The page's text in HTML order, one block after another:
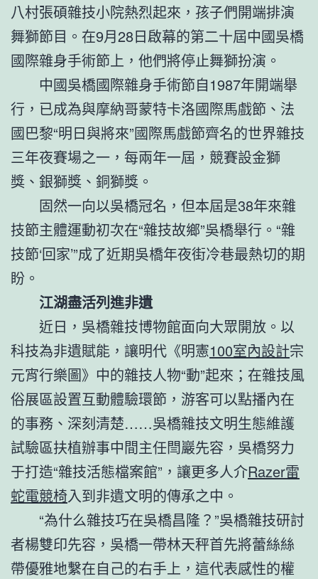
八村張碩雜技小院熱烈起來，孩子們開端排演
舞獅節目。在9月28日啟幕的第二十屆中國吳橋
國際雜身手術節上，他們將停止舞獅扮演。
中國吳橋國際雜身手術節自1987年開端舉
行，已成為與摩納哥蒙特卡洛國際馬戲節、法
國巴黎“明日與將來”國際馬戲節齊名的世界雜技
三年夜賽場之一，每兩年一屆，競賽設金獅
獎、銀獅獎、銅獅獎。
固然一向以吳橋冠名，但本屆是38年來雜
技節主體運動初次在“雜技故鄉”吳橋舉行。“雜
技節‘回家’”成了近期吳橋年夜街冷巷最熱切的期
盼。
江湖盡活列進非遺
近日，吳橋雜技博物館面向大眾開放。以
科技為非遺賦能，讓明代《明憲100室內設計宗
元宵行樂圖》中的雜技人物“動”起來；在雜技風
俗展區設置互動體驗環節，游客可以點播內在
的事務、深刻清楚……吳橋雜技文明生態維護
試驗區扶植辦事中間主任閆巖先容，吳橋努力
于打造“雜技活態檔案館”，讓更多人介Razer雷
蛇電競椅入到非遺文明的傳承之中。
“為什么雜技巧在吳橋昌隆？”吳橋雜技研討
者楊雙印先容，吳橋一帶林天秤首先將蕾絲絲
帶優雅地繫在自己的右手上，這代表感性的權